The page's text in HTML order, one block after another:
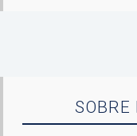
SOBRE